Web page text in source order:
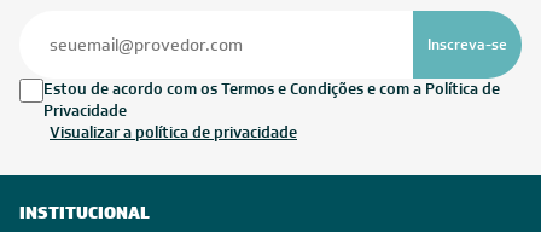
Inscreva-se
Estou de acordo com os Termos e Condições e com a Política de
Privacidade
Visualizar a política de privacidade
INSTITUCIONAL